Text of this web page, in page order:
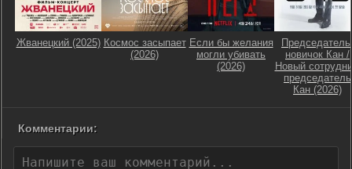
Жванецкий (2025) Космос засыпает
(2026)
Если бы желания
могли убивать
(2026)
новичок Кан /
Новый
председатель
Кан (2026)
Комментарии: